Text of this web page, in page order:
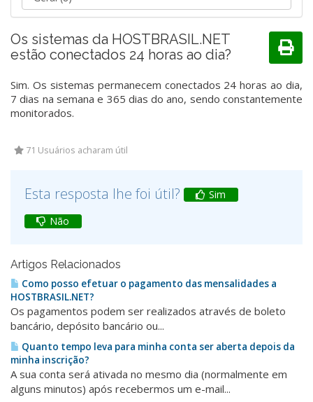
Os sistemas da HOSTBRASIL.NET
estão conectados 24 horas ao dia?
Sim. Os sistemas permanecem conectados 24 horas ao dia,
7 dias na semana e 365 dias do ano, sendo constantemente
monitorados.
71 Usuários acharam útil
Esta resposta lhe foi útil?
Sim
Não
Artigos Relacionados
Como posso efetuar o pagamento das mensalidades a
HOSTBRASIL.NET?
Os pagamentos podem ser realizados através de boleto
bancário, depósito bancário ou...
Quanto tempo leva para minha conta ser aberta depois da
minha inscrição?
A sua conta será ativada no mesmo dia (normalmente em
alguns minutos) após recebermos um e-mail...